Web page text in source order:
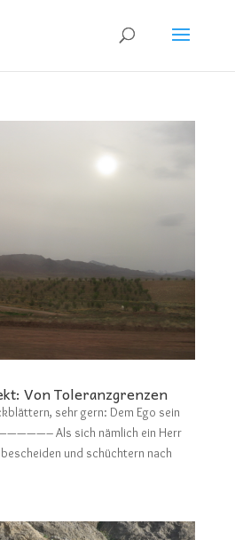
Von Toleranzgrenzen
sehr gern: Dem Ego sein
Als sich nämlich ein Herr
und schüchtern nach